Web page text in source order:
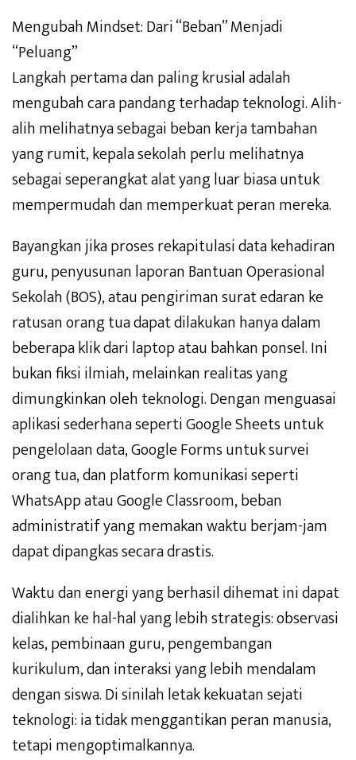
Mengubah Mindset: Dari “Beban” Menjadi
“Peluang”
Langkah pertama dan paling krusial adalah
mengubah cara pandang terhadap teknologi. Alih-
alih melihatnya sebagai beban kerja tambahan
yang rumit, kepala sekolah perlu melihatnya
sebagai seperangkat alat yang luar biasa untuk
mempermudah dan memperkuat peran mereka.
Bayangkan jika proses rekapitulasi data kehadiran
guru, penyusunan laporan Bantuan Operasional
Sekolah (BOS), atau pengiriman surat edaran ke
ratusan orang tua dapat dilakukan hanya dalam
beberapa klik dari laptop atau bahkan ponsel. Ini
bukan fiksi ilmiah, melainkan realitas yang
dimungkinkan oleh teknologi. Dengan menguasai
aplikasi sederhana seperti Google Sheets untuk
pengelolaan data, Google Forms untuk survei
orang tua, dan platform komunikasi seperti
WhatsApp atau Google Classroom, beban
administratif yang memakan waktu berjam-jam
dapat dipangkas secara drastis.
Waktu dan energi yang berhasil dihemat ini dapat
dialihkan ke hal-hal yang lebih strategis: observasi
kelas, pembinaan guru, pengembangan
kurikulum, dan interaksi yang lebih mendalam
dengan siswa. Di sinilah letak kekuatan sejati
teknologi: ia tidak menggantikan peran manusia,
tetapi mengoptimalkannya.